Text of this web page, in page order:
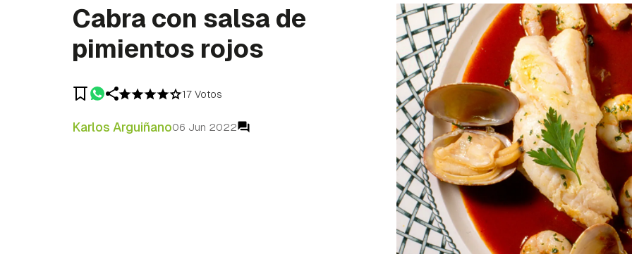
Cabra con salsa de
pimientos rojos
17 Votos
Karlos Arguiñano06 Jun 2022